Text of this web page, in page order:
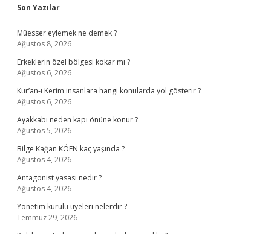
Sidebar
Son Yazılar
Müesser eylemek ne demek ?
Ağustos 8, 2026
Erkeklerin özel bölgesi kokar mı ?
Ağustos 6, 2026
Kur’an-ı Kerim insanlara hangi konularda yol gösterir ?
Ağustos 6, 2026
Ayakkabı neden kapı önüne konur ?
Ağustos 5, 2026
Bilge Kağan KÖFN kaç yaşında ?
Ağustos 4, 2026
Antagonist yasası nedir ?
Ağustos 4, 2026
Yönetim kurulu üyeleri nelerdir ?
Temmuz 29, 2026